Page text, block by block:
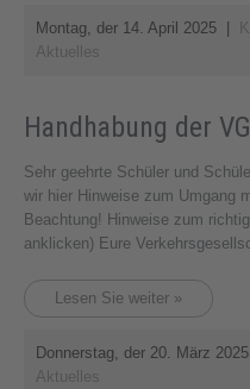
Montag, der 14. April 2025 |
Aktuelles
Handhabung der
Sehr geehrte Schüler und
wir hier Hinweise zum Umgang
Beachtung! Hinweise zum
anklicken) Eure
Lesen Sie weiter »
Donnerstag, der 20. März 2025
Aktuelles